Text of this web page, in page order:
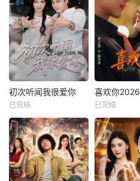
初次听闻我很爱你
已完结
喜欢你2026
已完结